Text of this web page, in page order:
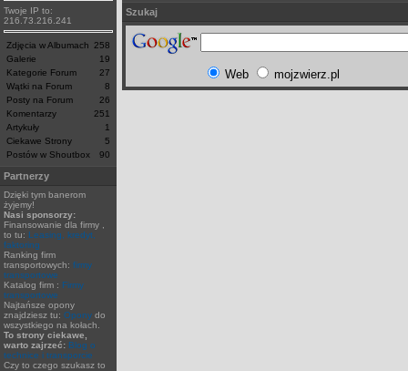
Twoje IP to:
216.73.216.241
Zdjęcia w Albumach
258
Galerie
19
Kategorie Forum
27
Wątki na Forum
8
Posty na Forum
26
Komentarzy
251
Artykuły
1
Ciekawe Strony
5
Postów w Shoutbox
90
Partnerzy
Dzięki tym banerom
żyjemy!
Nasi sponsorzy:
Finansowanie dla firmy ,
to tu: Leasing, kredyt,
faktoring
Ranking firm
transportowych: firmy
transportowe
Katalog firm : Firmy
transportowe
Najtańsze opony
znajdziesz tu: Opony do
wszystkiego na kołach.
To strony ciekawe,
warto zajrzeć: Blog o
technice i transporcie
Czy to czego szukasz to
Szukaj
Web mojzwierz.pl